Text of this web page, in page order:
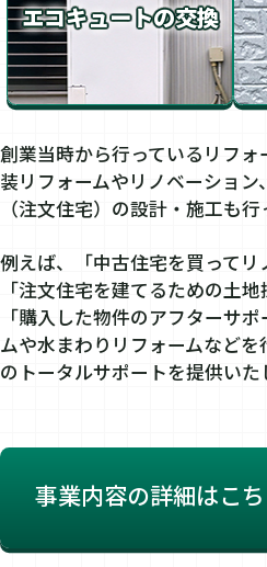
エコキュートの交換
創業当時から行っているリフ
装リフォームやリノベーショ
（注文住宅）の設計・施工も行
例えば、「中古住宅を買ってリ
「注文住宅を建てるための土地
「購入した物件のアフターサ
ムや水まわりリフォームなど
のトータルサポートを提供いた
事業内容の詳細はこ